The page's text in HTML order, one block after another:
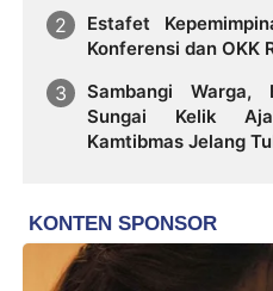
Estafet
Konferensi dan OKK
Sambangi Warga,
Sungai Kelik
Kamtibmas Jelang